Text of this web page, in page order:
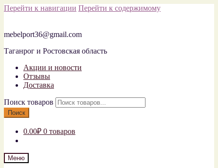
Перейти к навигации Перейти к содержимому
mebelport36@gmail.com
Таганрог и Ростовская область
Акции и новости
Отзывы
Доставка
Поиск товаров
Поиск
0.00₽ 0 товаров
Меню